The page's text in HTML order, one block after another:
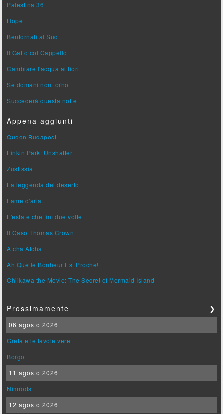
Palestina 36
Hope
Bentornati al Sud
Il Gatto col Cappello
Cambiare l'acqua ai fiori
Se domani non torno
Succederà questa notte
Appena aggiunti
Queen Budapest
Linkin Park: Unshatter
Zustissia
La leggenda del deserto
Fame d'aria
L'estate che finì due volte
Il Caso Thomas Crown
Atcha Atcha
Ah Que le Bonheur Est Proche!
Chiikawa the Movie: The Secret of Mermaid Island
Prossimamente ❯
06 agosto 2026
Greta e le favole vere
Borgo
11 agosto 2026
Nimrods
12 agosto 2026